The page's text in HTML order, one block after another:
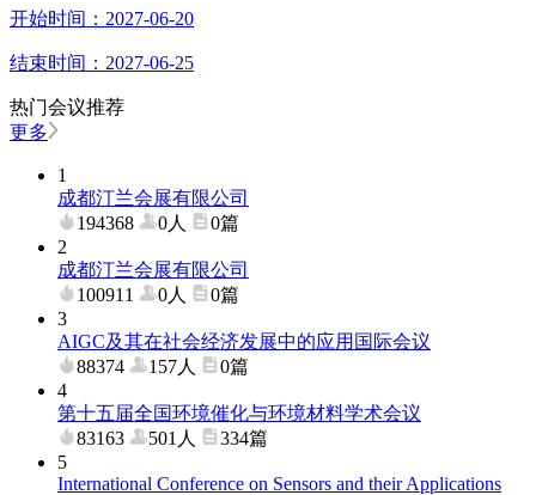
开始时间： 2027-06-20
结束时间： 2027-06-25
热门会议推荐
更多
1
成都汀兰会展有限公司
194368
0人
0篇
2
成都汀兰会展有限公司
100911
0人
0篇
3
AIGC及其在社会经济发展中的应用国际会议
88374
157人
0篇
4
第十五届全国环境催化与环境材料学术会议
83163
501人
334篇
5
International Conference on Sensors and their Applications